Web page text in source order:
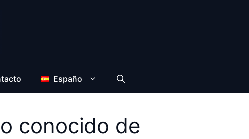
Español
conocido de